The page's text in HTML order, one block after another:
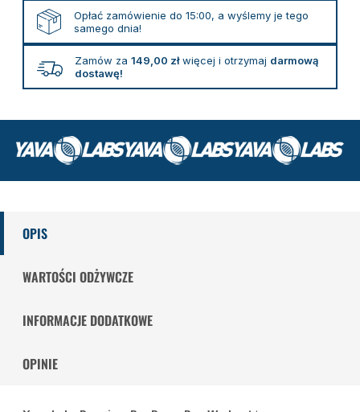
Opłać zamówienie do 15:00, a wyślemy je tego
samego dnia!
Zamów za 149,00 złwięcej i otrzymaj darmową
dostawę!
OPIS
WARTOŚCI ODŻYWCZE
INFORMACJE DODATKOWE
OPINIE